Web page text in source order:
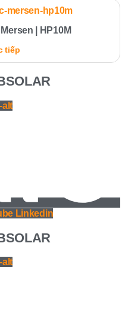
| HP10M
tiếp
alt
Linkedin
alt